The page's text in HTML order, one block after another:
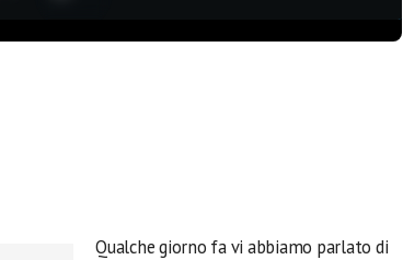
Qualche giorno fa vi abbiamo parlato di